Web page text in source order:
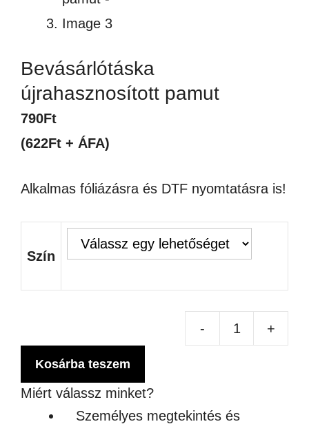
Bevásárlótáska
újrahasznosított pamut
790Ft
(622Ft + ÁFA)
Alkalmas fóliázásra és DTF nyomtatásra is!
Szín
- +
Kosárba teszem
Miért válassz minket?
Személyes megtekintés és